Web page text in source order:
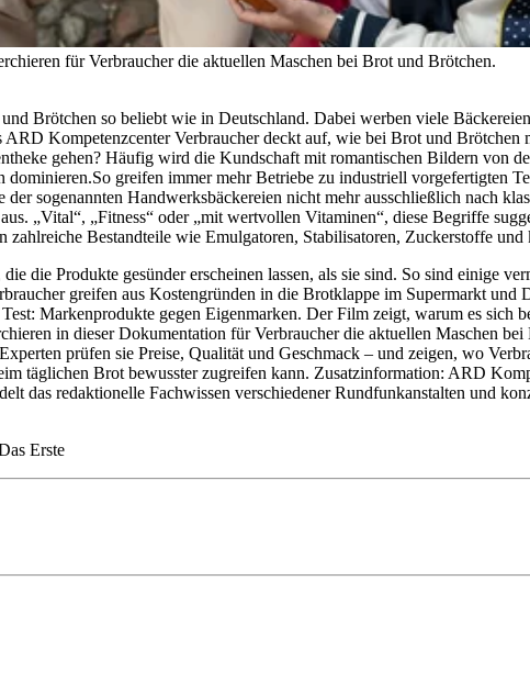
für Verbraucher die aktuellen Maschen bei Brot und Brötchen.
Brötchen so beliebt wie in Deutschland. Dabei werben viele
Kompetenzcenter Verbraucher deckt auf, wie bei Brot und
gehen? Häufig wird die Kundschaft mit romantischen Bildern von
dominieren.So greifen immer mehr Betriebe zu industriell vorgefertigten
der sogenannten Handwerksbäckereien nicht mehr ausschließlich nach
„Vital“, „Fitness“ oder „mit wertvollen Vitaminen“, diese Begriffe
zahlreiche Bestandteile wie Emulgatoren, Stabilisatoren, Zuckerstoffe
die Produkte gesünder erscheinen lassen, als sie sind. So sind einige
greifen aus Kostengründen in die Brotklappe im Supermarkt
Markenprodukte gegen Eigenmarken. Der Film zeigt, warum es
in dieser Dokumentation für Verbraucher die aktuellen Maschen
prüfen sie Preise, Qualität und Geschmack – und zeigen, wo
täglichen Brot bewusster zugreifen kann. Zusatzinformation: ARD
das redaktionelle Fachwissen verschiedener Rundfunkanstalten und
Erste